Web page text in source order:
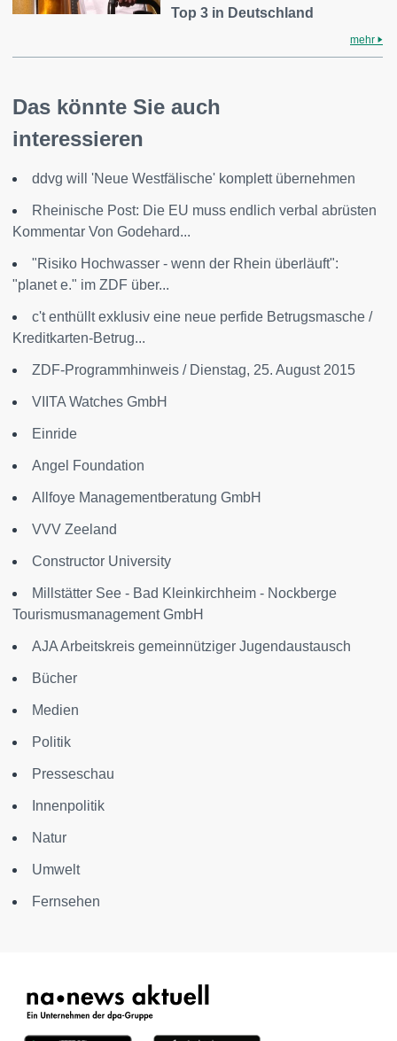
Top 3 in Deutschland
mehr
Das könnte Sie auch
interessieren
ddvg will 'Neue Westfälische' komplett übernehmen
Rheinische Post: Die EU muss endlich verbal abrüsten
Kommentar Von Godehard...
"Risiko Hochwasser - wenn der Rhein überläuft":
"planet e." im ZDF über...
c't enthüllt exklusiv eine neue perfide Betrugsmasche /
Kreditkarten-Betrug...
ZDF-Programmhinweis / Dienstag, 25. August 2015
VIITA Watches GmbH
Einride
Angel Foundation
Allfoye Managementberatung GmbH
VVV Zeeland
Constructor University
Millstätter See - Bad Kleinkirchheim - Nockberge
Tourismusmanagement GmbH
AJA Arbeitskreis gemeinnütziger Jugendaustausch
Bücher
Medien
Politik
Presseschau
Innenpolitik
Natur
Umwelt
Fernsehen